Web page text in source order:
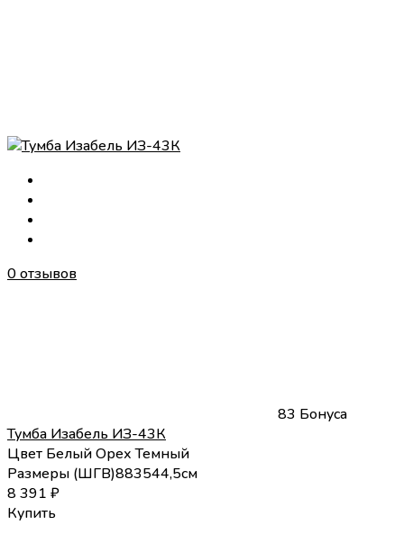
0 отзывов
83 Бонуса
Тумба Изабель ИЗ-43К
Цвет БелыйОрех Темный
Размеры (ШГВ)883544,5см
8 391 ₽
Купить